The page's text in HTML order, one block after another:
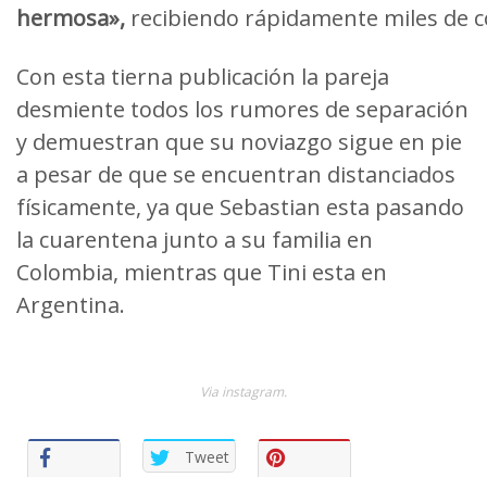
hermosa», recibiendo rápidamente miles de
Con esta tierna publicación la pareja
desmiente todos los rumores de separación
y demuestran que su noviazgo sigue en pie
a pesar de que se encuentran distanciados
físicamente, ya que Sebastian esta pasando
la cuarentena junto a su familia en
Colombia, mientras que Tini esta en
Argentina.
Via instagram.
Tweet